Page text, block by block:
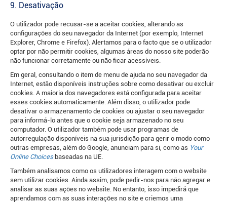
9. Desativação
O utilizador pode recusar-se a aceitar cookies, alterando as
configurações do seu navegador da Internet (por exemplo, Internet
Explorer, Chrome e Firefox). Alertamos para o facto que se o utilizador
optar por não permitir cookies, algumas áreas do nosso site poderão
não funcionar corretamente ou não ficar acessíveis.
Em geral, consultando o item de menu de ajuda no seu navegador da
Internet, estão disponíveis instruções sobre como desativar ou excluir
cookies. A maioria dos navegadores está configurada para aceitar
esses cookies automaticamente. Além disso, o utilizador pode
desativar o armazenamento de cookies ou ajustar o seu navegador
para informá-lo antes que o cookie seja armazenado no seu
computador. O utilizador também pode usar programas de
autorregulação disponíveis na sua jurisdição para gerir o modo como
outras empresas, além do Google, anunciam para si, como as Your
Online Choicesbaseadas na UE.
Também analisamos como os utilizadores interagem com o website
sem utilizar cookies. Ainda assim, pode pedir-nos para não agregar e
analisar as suas ações no website. No entanto, isso impedirá que
aprendamos com as suas interações no site e criemos uma